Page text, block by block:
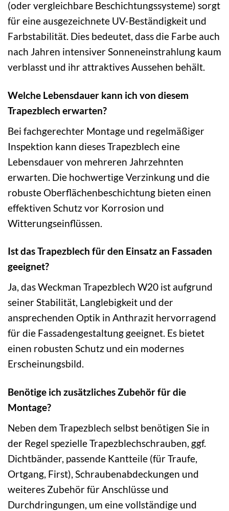
(oder vergleichbare Beschichtungssysteme) sorgt
für eine ausgezeichnete UV-Beständigkeit und
Farbstabilität. Dies bedeutet, dass die Farbe auch
nach Jahren intensiver Sonneneinstrahlung kaum
verblasst und ihr attraktives Aussehen behält.
Welche Lebensdauer kann ich von diesem
Trapezblech erwarten?
Bei fachgerechter Montage und regelmäßiger
Inspektion kann dieses Trapezblech eine
Lebensdauer von mehreren Jahrzehnten
erwarten. Die hochwertige Verzinkung und die
robuste Oberflächenbeschichtung bieten einen
effektiven Schutz vor Korrosion und
Witterungseinflüssen.
Ist das Trapezblech für den Einsatz an Fassaden
geeignet?
Ja, das Weckman Trapezblech W20 ist aufgrund
seiner Stabilität, Langlebigkeit und der
ansprechenden Optik in Anthrazit hervorragend
für die Fassadengestaltung geeignet. Es bietet
einen robusten Schutz und ein modernes
Erscheinungsbild.
Benötige ich zusätzliches Zubehör für die
Montage?
Neben dem Trapezblech selbst benötigen Sie in
der Regel spezielle Trapezblechschrauben, ggf.
Dichtbänder, passende Kantteile (für Traufe,
Ortgang, First), Schraubenabdeckungen und
weiteres Zubehör für Anschlüsse und
Durchdringungen, um eine vollständige und